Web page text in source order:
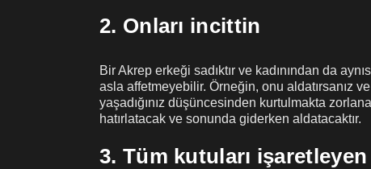
2. Onları incittin
Bir Akrep erkeği sadıktır ve kadınından da
asla affetmeyebilir. Örneğin, onu aldatırsanız
yaşadığınız düşüncesinden kurtulmakta
hatırlatacak ve sonunda giderken aldatacaktır.
3. Tüm kutuları işaretleyen